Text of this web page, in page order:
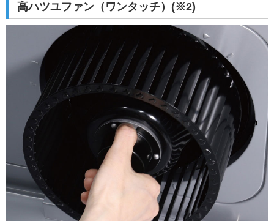
高ハツユファン（ワンタッチ）(※2)